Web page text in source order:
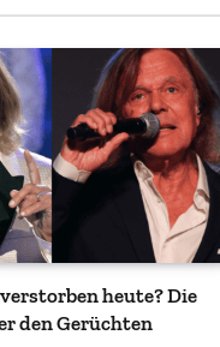
heute? Die
den Gerüchten